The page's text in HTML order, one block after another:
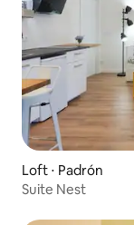
Loft ⋅ Padrón
Suite Nest